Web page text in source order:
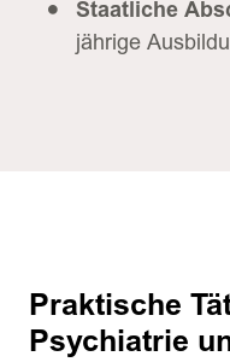
Staatliche
jährige
Praktische
Psychiatrie